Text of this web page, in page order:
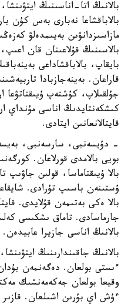
بالانىڭ اتا-اناسىنىڭ
بالاباقشاعا نەبارى بەس كۇن
مازاسىزدانۋىن بەيىمدەلۋ
بالاسىنىڭ قۇلاعىنان قان
بايقاپ، بالاباقشاداعى
قاراعان. بەينەجازبادا
جۇلقىلاپ، كۇشتەپ ۇيىقتاتۋعا
كىشكەنتايدىڭ اناسى مۇنداي
قايتالانعانىن ايتادى.
- دۇيسەنبى، سارسەنبى،
بويى بالامدى قورلاعان.
بالا ۇيىقتاماسا، قولىن
ۇستىنەن باسىپ تۇرادى.
بالا ەكى بەتىمەن قۇلايدى.
جارماسادى. تاماق ىشكىسى
بالانىڭ اناسى جازيرا عابيدەن.
بالانىڭ جاقىندارىنىڭ
ءىستى بولعان. دەگەنمەن
وقيعا بولعان جەكەمەنشىك
ءۇش اي بۇرىن اشىلعان. قازىر مۇندا 24 بالا